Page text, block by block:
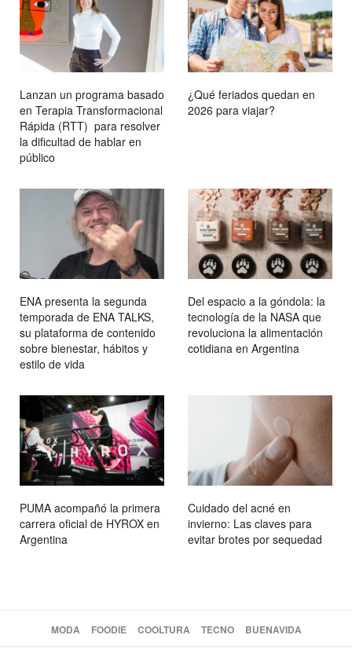
Lanzan un programa basado
en Terapia Transformacional
Rápida (RTT) para resolver
la dificultad de hablar en
público
¿Qué feriados quedan en
2026 para viajar?
ENA presenta la segunda
temporada de ENA TALKS,
su plataforma de contenido
sobre bienestar, hábitos y
estilo de vida
Del espacio a la góndola: la
tecnología de la NASA que
revoluciona la alimentación
cotidiana en Argentina
PUMA acompañó la primera
carrera oficial de HYROX en
Argentina
Cuidado del acné en
invierno: Las claves para
evitar brotes por sequedad
MODA FOODIE COOLTURA TECNO BUENAVIDA